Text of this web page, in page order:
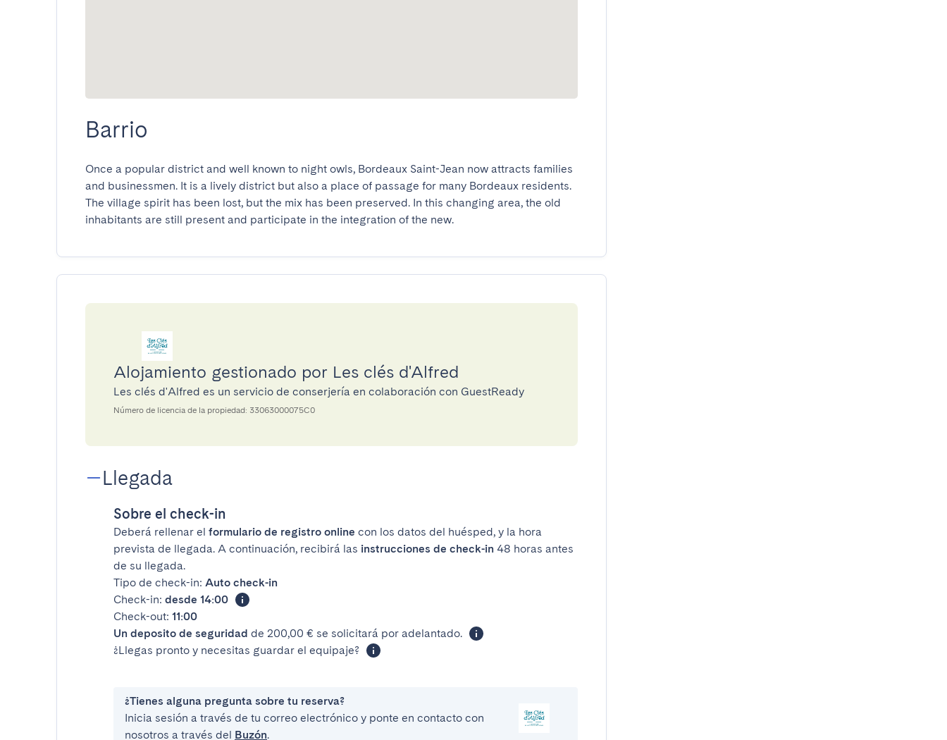
Barrio
Once a popular district and well known to night owls, Bordeaux Saint-Jean now attracts families
and businessmen. It is a lively district but also a place of passage for many Bordeaux residents.
The village spirit has been lost, but the mix has been preserved. In this changing area, the old
inhabitants are still present and participate in the integration of the new.
Alojamiento gestionado por Les clés d'Alfred
Les clés d'Alfred es un servicio de conserjería en colaboración con GuestReady
Número de licencia de la propiedad: 33063000075C0
Llegada
Sobre el check-in
Deberá rellenar el formulario de registro online con los datos del huésped, y la hora
prevista de llegada. A continuación, recibirá las instrucciones de check-in 48 horas antes
de su llegada.
Tipo de check-in: Auto check-in
Check-in: desde 14:00
Check-out: 11:00
Un deposito de seguridad de 200,00 € se solicitará por adelantado.
¿Llegas pronto y necesitas guardar el equipaje?
¿Tienes alguna pregunta sobre tu reserva?
Inicia sesión a través de tu correo electrónico y ponte en contacto con
nosotros a través del Buzón.